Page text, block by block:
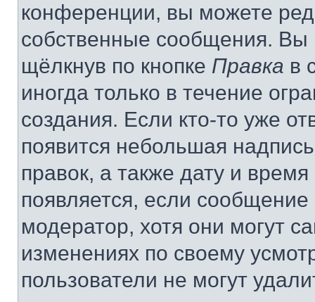
конференции, вы можете
собственные сообщения. Вы
щёлкнув по кнопке Правка в
иногда только в течение
создания. Если кто-то уже
появится небольшая
правок, а также дату и
появляется, если
модератор, хотя они могут
изменениях по своему
пользователи не могут